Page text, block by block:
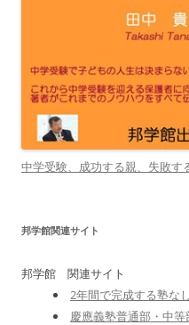
中学受験、成功する親、失敗す
邦学館関連サイト
邦学館 関連サイト
2年間で完成する塾な
慶應義塾普通部・中